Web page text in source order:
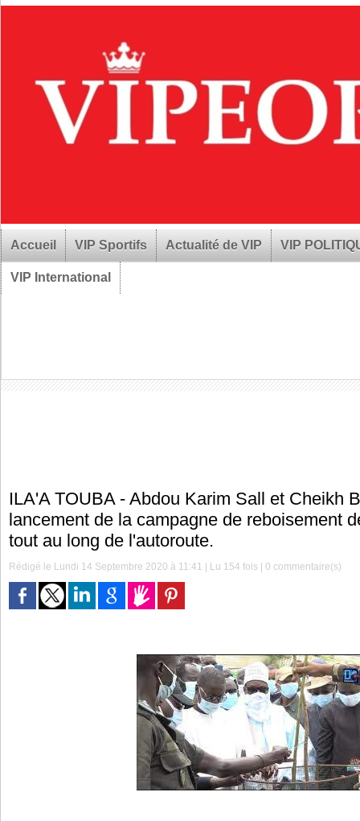
Accueil VIP Sportifs Actualité de VIP VIP
VIP International
ILA'A TOUBA - Abdou Karim Sall et Cheikh
lancement de la campagne de reboisement
tout au long de l'autoroute.
Rédigé le Lundi 14 Septembre 2020 à 11:41 | Lu 154 fois |0 commentaire(s)